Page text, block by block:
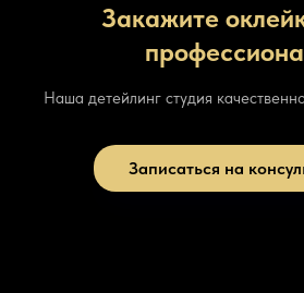
Закажите
Наша детейлинг студия
Записаться на